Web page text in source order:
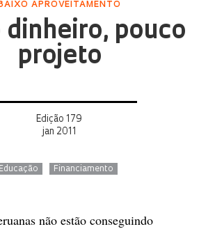
BAIXO APROVEITAMENTO
dinheiro, pouco
projeto
Edição 179
jan 2011
Educação Financiamento
não estão conseguindo